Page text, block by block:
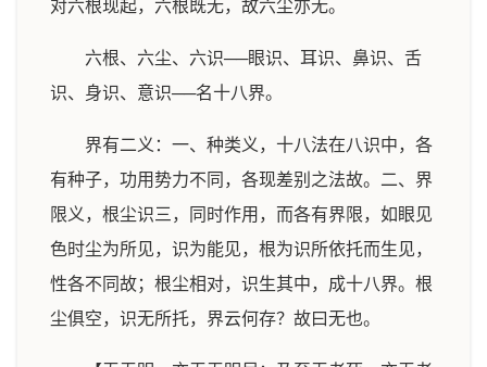
对六根现起，六根既无，故六尘亦无。
六根、六尘、六识──眼识、耳识、鼻识、舌
识、身识、意识──名十八界。
界有二义：一、种类义，十八法在八识中，各
有种子，功用势力不同，各现差别之法故。二、界
限义，根尘识三，同时作用，而各有界限，如眼见
色时尘为所见，识为能见，根为识所依托而生见，
性各不同故；根尘相对，识生其中，成十八界。根
尘俱空，识无所托，界云何存？故曰无也。